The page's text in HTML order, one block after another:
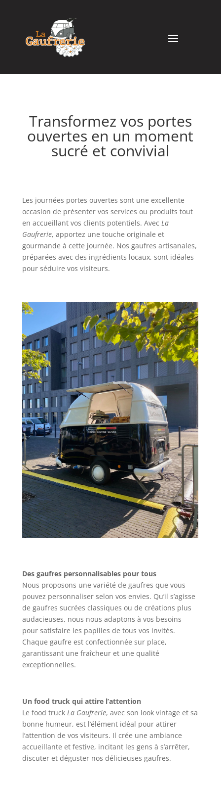
Transformez vos portes
ouvertes en un moment
sucré et convivial
Les journées portes ouvertes sont une excellente
occasion de présenter vos services ou produits tout
en accueillant vos clients potentiels. Avec La
Gaufrerie, apportez une touche originale et
gourmande à cette journée. Nos gaufres artisanales,
préparées avec des ingrédients locaux, sont idéales
pour séduire vos visiteurs.
Des gaufres personnalisables pour tous
Nous proposons une variété de gaufres que vous
pouvez personnaliser selon vos envies. Qu’il s’agisse
de gaufres sucrées classiques ou de créations plus
audacieuses, nous nous adaptons à vos besoins
pour satisfaire les papilles de tous vos invités.
Chaque gaufre est confectionnée sur place,
garantissant une fraîcheur et une qualité
exceptionnelles.
Un food truck qui attire l’attention
Le food truck La Gaufrerie, avec son look vintage et sa
bonne humeur, est l’élément idéal pour attirer
l’attention de vos visiteurs. Il crée une ambiance
accueillante et festive, incitant les gens à s’arrêter,
discuter et déguster nos délicieuses gaufres.